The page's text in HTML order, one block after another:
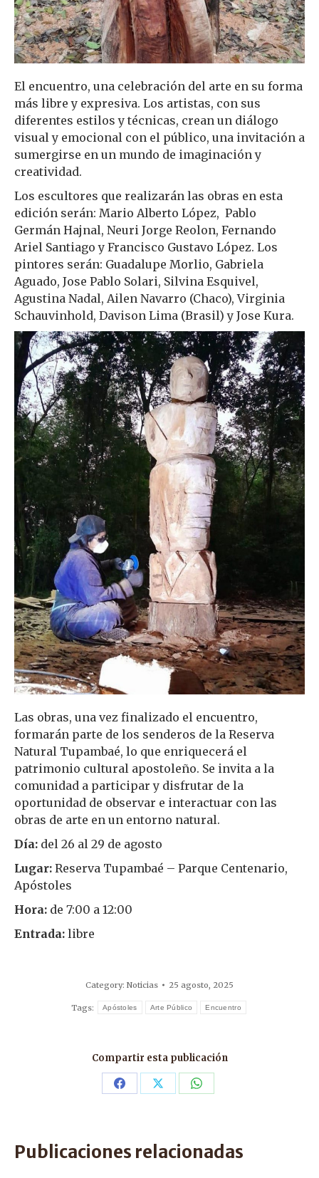
El encuentro, una celebración del arte en su forma
más libre y expresiva. Los artistas, con sus
diferentes estilos y técnicas, crean un diálogo
visual y emocional con el público, una invitación a
sumergirse en un mundo de imaginación y
creatividad.
Los escultores que realizarán las obras en esta
edición serán: Mario Alberto López, Pablo
Germán Hajnal, Neuri Jorge Reolon, Fernando
Ariel Santiago y Francisco Gustavo López. Los
pintores serán: Guadalupe Morlio, Gabriela
Aguado, Jose Pablo Solari, Silvina Esquivel,
Agustina Nadal, Ailen Navarro (Chaco), Virginia
Schauvinhold, Davison Lima (Brasil) y Jose Kura.
Las obras, una vez finalizado el encuentro,
formarán parte de los senderos de la Reserva
Natural Tupambaé, lo que enriquecerá el
patrimonio cultural apostoleño. Se invita a la
comunidad a participar y disfrutar de la
oportunidad de observar e interactuar con las
obras de arte en un entorno natural.
Día: del 26 al 29 de agosto
Lugar: Reserva Tupambaé – Parque Centenario,
Apóstoles
Hora: de 7:00 a 12:00
Entrada: libre
Category: Noticias 25 agosto, 2025
Tags: Apóstoles Arte Público Encuentro
Compartir esta publicación
Share Share Share
Publicaciones relacionadas